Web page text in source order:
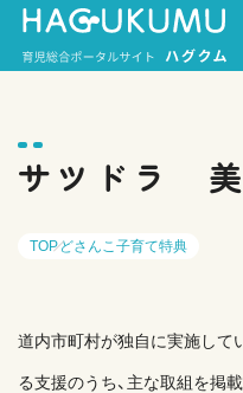
サツドラ
TOPどさんこ子育て特典
道内市町村が独自に実施して
る支援のうち、主な取組を掲